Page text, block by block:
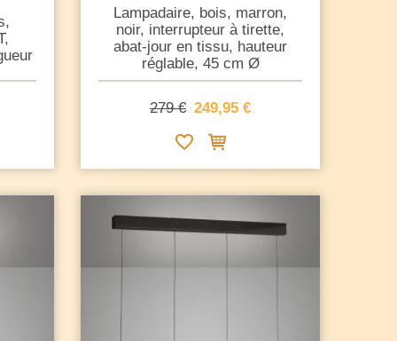
Lampadaire, bois, marron,
noir, interrupteur à tirette,
abat-jour en tissu, hauteur
réglable, 45 cm Ø
279 € 249,95 €